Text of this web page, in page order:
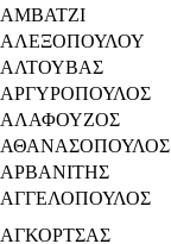
ΑΜΒΑΤΖΙ
ΑΛΕΞΟΠΟΥΛΟΥ
ΑΛΤΟΥΒΑΣ
ΑΡΓΥΡΟΠΟΥΛΟΣ
ΑΛΑΦΟΥΖΟΣ
ΑΘΑΝΑΣΟΠΟΥΛΟΣ
ΑΡΒΑΝΙΤΗΣ
ΑΓΓΕΛΟΠΟΥΛΟΣ
ΑΓΚΟΡΤΣΑΣ